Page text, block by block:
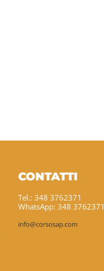
CONTATTI
Tel.: 348 3762371
WhatsApp: 348 3762371
info@corsosap.com